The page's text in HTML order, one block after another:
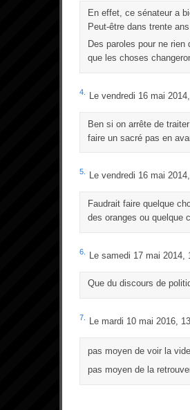
En effet, ce sénateur a
Peut-être dans trente
Des paroles pour ne
que les choses
4. Le vendredi 16 mai
Ben si on arrête de
faire un sacré pas en
5. Le vendredi 16 mai
Faudrait faire quelque
des oranges ou quelque
6. Le samedi 17 mai 2014,
Que du discours de
7. Le mardi 10 mai 2016,
pas moyen de voir la
pas moyen de la